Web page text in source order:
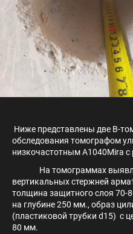
Ниже представлены две B-
обследования томографом
низкочастотным A1040Mira
На томограммах
вертикальных стержней
толщина защитного слоя 70-
на глубине 250 мм., образ
(пластиковой трубки d15) с
80 мм.